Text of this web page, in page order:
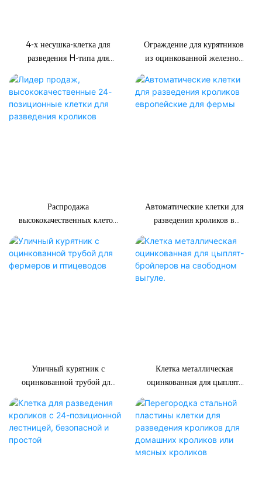
4-х несушка-клетка для
разведения H-типа для
родительского поголовья
Ограждение для курятников
из оцинкованной железной
птицы
Распродажа
высококачественных клеток
24 места.
Автоматические клетки для
разведения кроликов в
Уличный курятник с
оцинкованной трубой для
Клетка металлическая
оцинкованная для цыплят-
выгуле.